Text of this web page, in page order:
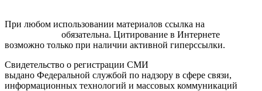
При любом использовании материалов ссылка на
обязательна. Цитирование в Интернете
возможно только при наличии активной гиперссылки.
Свидетельство о регистрации СМИ
выдано Федеральной службой по надзору в сфере связи,
информационных технологий и массовых коммуникаций